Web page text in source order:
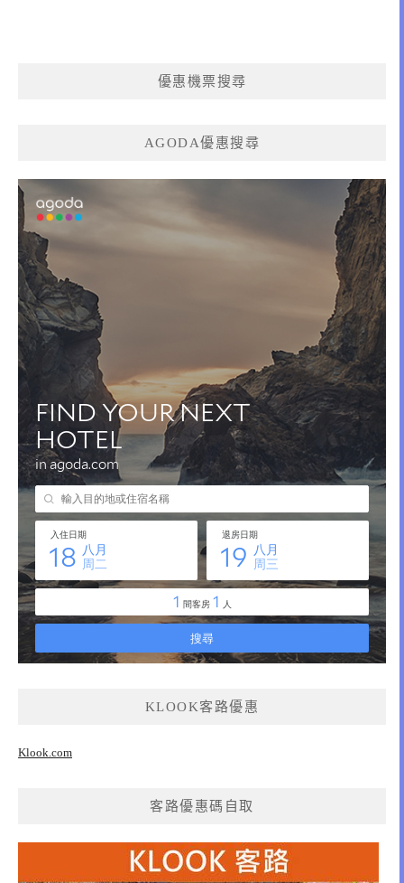
優惠機票搜尋
AGODA優惠搜尋
KLOOK客路優惠
Klook.com
客路優惠碼自取